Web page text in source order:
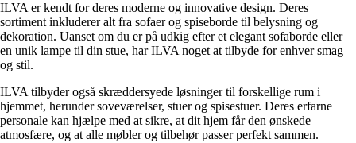
ILVA er kendt for deres moderne og innovative design. Deres
sortiment inkluderer alt fra sofaer og spiseborde til belysning og
dekoration. Uanset om du er på udkig efter et elegant sofaborde eller
en unik lampe til din stue, har ILVA noget at tilbyde for enhver smag
og stil.
ILVA tilbyder også skræddersyede løsninger til forskellige rum i
hjemmet, herunder soveværelser, stuer og spisestuer. Deres erfarne
personale kan hjælpe med at sikre, at dit hjem får den ønskede
atmosfære, og at alle møbler og tilbehør passer perfekt sammen.